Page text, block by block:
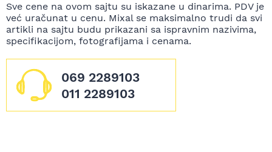
Sve cene na ovom sajtu su iskazane u dinarima. PDV je
već uračunat u cenu. Mixal se maksimalno trudi da svi
artikli na sajtu budu prikazani sa ispravnim nazivima,
specifikacijom, fotografijama i cenama.
069 2289103
011 2289103